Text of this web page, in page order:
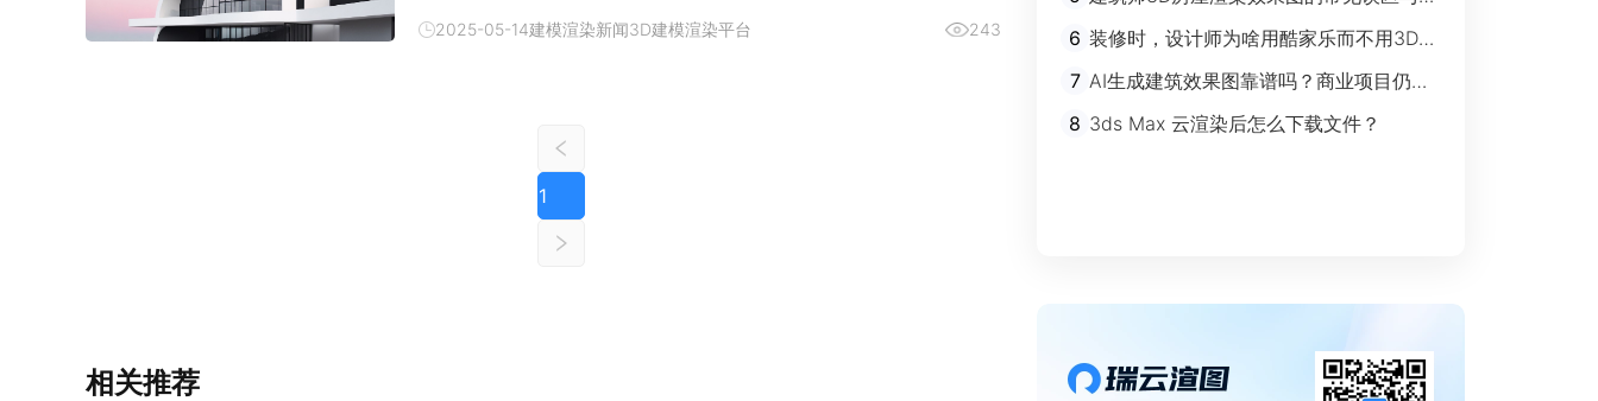
说，3D建模渲染的概念和硬件要求可能是一个令人困惑的问题。
2025-05-14建模渲染新闻3D建模渲染平台 243
1
相关推荐
避指南
6 装修时，设计师为啥用酷家乐而不用3Ds
max？
7 AI生成建筑效果图靠谱吗？商业项目仍离
不开传统渲染
8 3ds Max 云渲染后怎么下载文件？